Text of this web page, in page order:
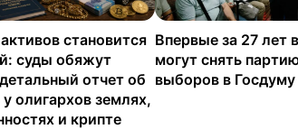
становится
суды обяжут
отчет об
олигархов землях,
и крипте
Впервые за 27 лет
могут снять
выборов в Госдуму